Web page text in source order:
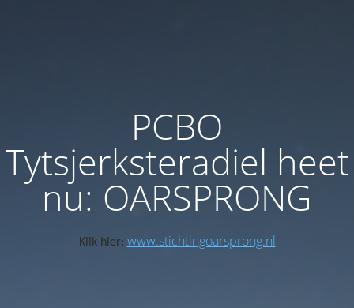
PCBO
Tytsjerksteradiel heet
nu: OARSPRONG
Klik hier: www.stichtingoarsprong.nl